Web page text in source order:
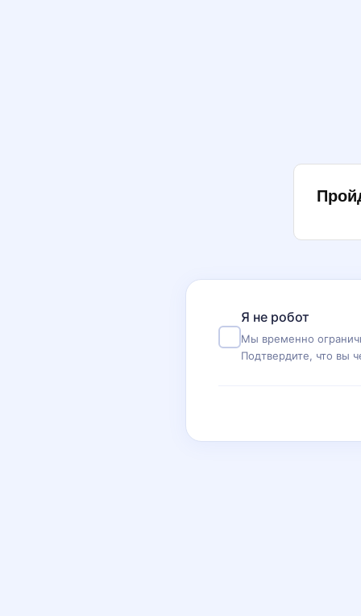
Я не робот
Мы временно
Подтвердите, что вы